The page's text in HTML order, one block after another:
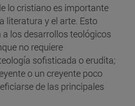
lo cristiano es importante
literatura y el arte. Esto
los desarrollos teológicos
no requiere
sofisticada o erudita;
o un creyente poco
de las principales